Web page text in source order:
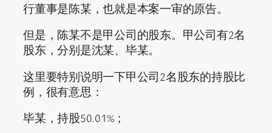
行董事是陈某，也就是本案一审的原告。
但是，陈某不是甲公司的股东。甲公司有2名
股东，分别是沈某、毕某。
这里要特别说明一下甲公司2名股东的持股比
例，很有意思：
毕某，持股50.01%；